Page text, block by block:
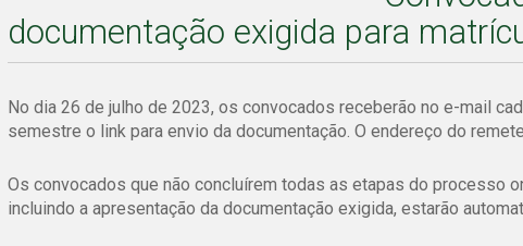
documentação exigida para
No dia 26 de julho de 2023, os convocados receberão no e-mail
semestre o link para envio da documentação. O endereço do
Os convocados que não concluírem todas as etapas do processo
incluindo a apresentação da documentação exigida, estarão